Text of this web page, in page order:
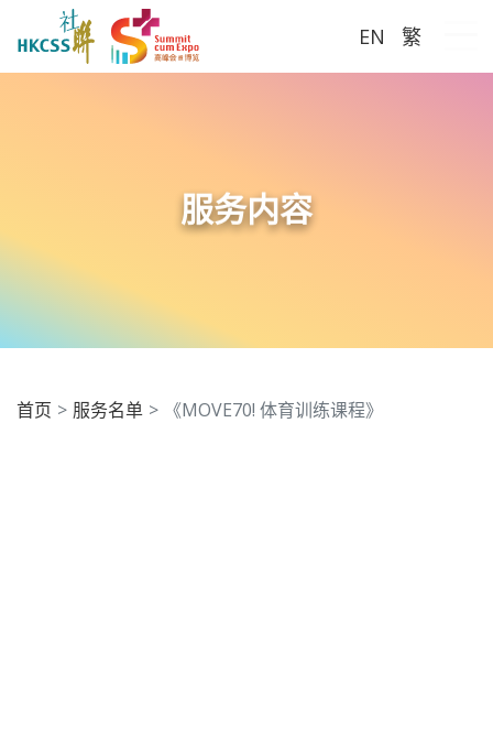
EN 繁
服务内容
首页 服务名单 《MOVE70! 体育训练课程》